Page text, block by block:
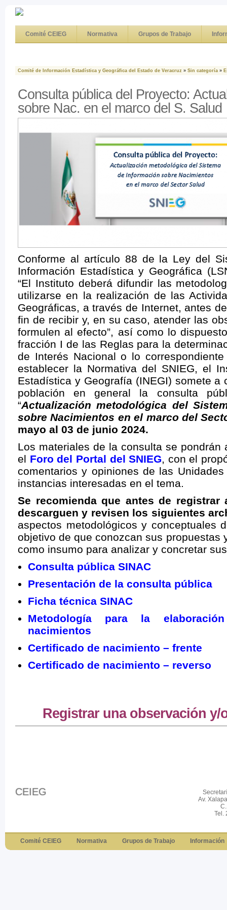
Comité CEIEG Normativa Grupos de Trabajo
Comité de Información Estadística y Geográfica del Estado de Veracruz » Sin categoría »
Consulta pública del Proyecto:
sobre Nac. en el marco del S. Salud
Conforme al artículo 88 de la Ley del
Información Estadística y Geográfica
“El Instituto deberá difundir las
utilizarse en la realización de las
Geográficas, a través de Internet, antes
fin de recibir y, en su caso, atender las
formulen al efecto”, así como lo
fracción I de las Reglas para la
de Interés Nacional o lo
establecer la Normativa del SNIEG, el
Estadística y Geografía (INEGI) somete a
población en general la consulta
“Actualización metodológica del
sobre Nacimientos en el marco del
mayo al 03 de junio 2024.
Los materiales de la consulta se pondrán
el Foro del Portal del SNIEG, con el
comentarios y opiniones de las
instancias interesadas en el tema.
Se recomienda que antes de registrar
descarguen y revisen los siguientes
aspectos metodológicos y conceptuales
objetivo de que conozcan sus propuestas
como insumo para analizar y concretar
Consulta pública SINAC
Presentación de la consulta pública
Ficha técnica SINAC
Metodología para la
nacimientos
Certificado de nacimiento – frente
Certificado de nacimiento – reverso
Registrar una observación y/
CEIEG
Av.
Tel.
Comité CEIEG Normativa Grupos de Trabajo Información